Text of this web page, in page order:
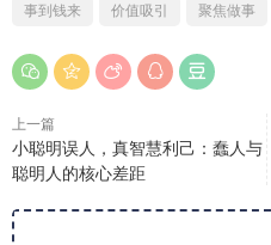
事到钱来 价值吸引 聚焦做事
上一篇
小聪明误人，真智慧利己：蠢人与
聪明人的核心差距